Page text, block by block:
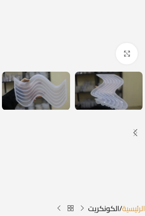
الرئيسية الكونكريت